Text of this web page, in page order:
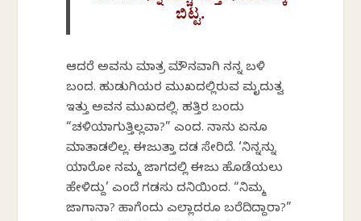
ಬಿಟ್ಟ.
ಆದರೆ ಅವನು ಮಾತ್ರ ಮೌನವಾಗಿ ನನ್ನ ಬಳಿ
ಬಂದ. ಹುಡುಗಿಯರ ಮುಖದಲ್ಲಿರುವ ಮೃದುತ್ವ
ಇತ್ತು ಅವನ ಮುಖದಲ್ಲಿ. ಹತ್ತಿರ ಬಂದು
“ಚಳಿಯಾಗುತ್ತಿಲ್ಲವಾ?” ಎಂದ. ನಾನು ಏನೂ
ಮಾತಾಡಲಿಲ್ಲ. ಈಜುತ್ತಾ ದಡ ಸೇರಿದೆ. ‘ನಿನ್ನನ್ನು
ಯಾರೋ ನಮ್ಮ ಜಾಗದಲ್ಲಿ ಈಜು ಹೊಡೆಯಲು
ಹೇಳಿದ್ದು’ ಎಂದೆ ಗಡಸು ದನಿಯಿಂದ. “ನಿಮ್ಮ
ಜಾಗಾನಾ? ಹಾಗೆಂದು ಎಲ್ಲಾದರೂ ಬರೆದಿದ್ದಾರಾ?”